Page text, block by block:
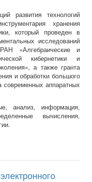
развития технологий
хранения
который проведен в
исследований
«Алгебраические и
кибернетики и
а также гранта
и обработки большого
аппаратных
анализ, информация,
вычисления,